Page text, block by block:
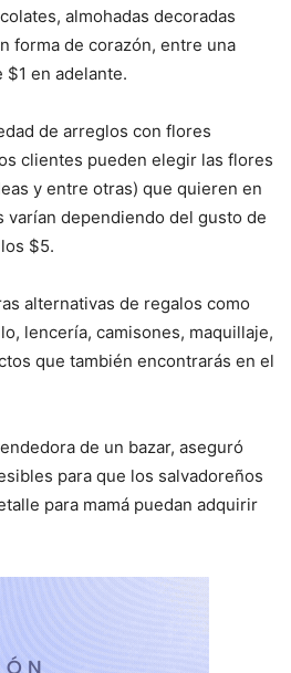
almohadas decoradas
forma de corazón, entre una
$1 en adelante.
de arreglos con flores
clientes pueden elegir las flores
y entre otras) que quieren en
varían dependiendo del gusto de
$5.
alternativas de regalos como
lencería, camisones, maquillaje,
que también encontrarás en el
de un bazar, aseguró
para que los salvadoreños
para mamá puedan adquirir